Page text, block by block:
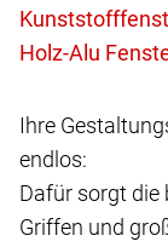
Ihre
endlos:
Dafür sorgt die
Griffen und